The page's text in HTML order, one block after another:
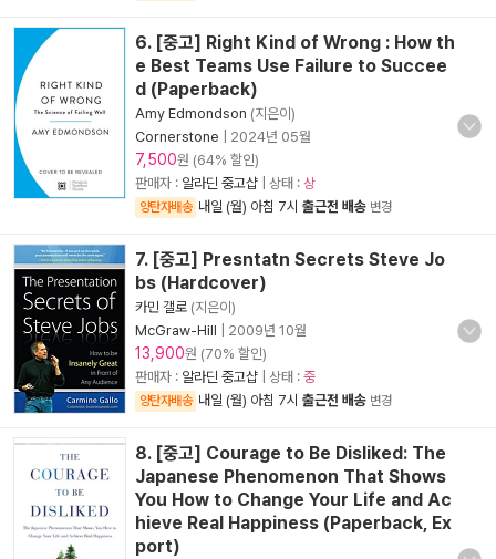
6. [중고] Right Kind of Wrong : How th
e Best Teams Use Failure to Succee
d (Paperback)
Amy Edmondson (지은이)
Cornerstone
2024년 05월
7,500원 (64% 할인)
판매자 : 알라딘 중고샵 | 상태 : 상
양탄자배송 내일 (월) 아침 7시 출근전 배송 변경
7. [중고] Presntatn Secrets Steve Jo
bs (Hardcover)
카민 갤로 (지은이)
McGraw-Hill
2009년 10월
13,900원 (70% 할인)
판매자 : 알라딘 중고샵 | 상태 : 중
양탄자배송 내일 (월) 아침 7시 출근전 배송 변경
8. [중고] Courage to Be Disliked: The
Japanese Phenomenon That Shows
You How to Change Your Life and Ac
hieve Real Happiness (Paperback, Ex
port)